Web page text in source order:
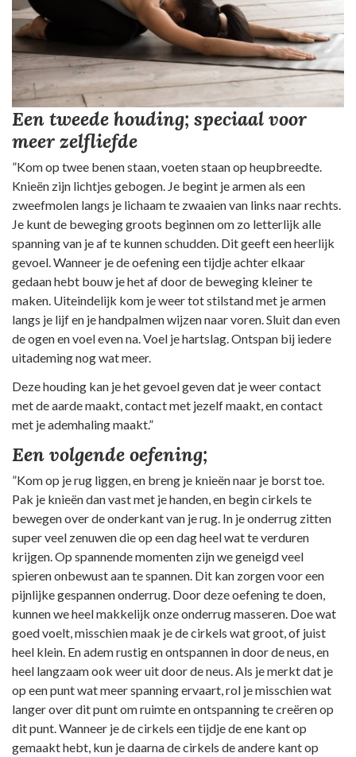
Een tweede houding; speciaal voor
meer zelfliefde
”Kom op twee benen staan, voeten staan op heupbreedte.
Knieën zijn lichtjes gebogen. Je begint je armen als een
zweefmolen langs je lichaam te zwaaien van links naar rechts.
Je kunt de beweging groots beginnen om zo letterlijk alle
spanning van je af te kunnen schudden. Dit geeft een heerlijk
gevoel. Wanneer je de oefening een tijdje achter elkaar
gedaan hebt bouw je het af door de beweging kleiner te
maken. Uiteindelijk kom je weer tot stilstand met je armen
langs je lijf en je handpalmen wijzen naar voren. Sluit dan even
de ogen en voel even na. Voel je hartslag. Ontspan bij iedere
uitademing nog wat meer.
Deze houding kan je het gevoel geven dat je weer contact
met de aarde maakt, contact met jezelf maakt, en contact
met je ademhaling maakt.”
Een volgende oefening;
”Kom op je rug liggen, en breng je knieën naar je borst toe.
Pak je knieën dan vast met je handen, en begin cirkels te
bewegen over de onderkant van je rug. In je onderrug zitten
super veel zenuwen die op een dag heel wat te verduren
krijgen. Op spannende momenten zijn we geneigd veel
spieren onbewust aan te spannen. Dit kan zorgen voor een
pijnlijke gespannen onderrug. Door deze oefening te doen,
kunnen we heel makkelijk onze onderrug masseren. Doe wat
goed voelt, misschien maak je de cirkels wat groot, of juist
heel klein. En adem rustig en ontspannen in door de neus, en
heel langzaam ook weer uit door de neus. Als je merkt dat je
op een punt wat meer spanning ervaart, rol je misschien wat
langer over dit punt om ruimte en ontspanning te creëren op
dit punt. Wanneer je de cirkels een tijdje de ene kant op
gemaakt hebt, kun je daarna de cirkels de andere kant op